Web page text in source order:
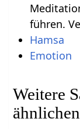
führen.
Hamsa
Emotion
Weitere